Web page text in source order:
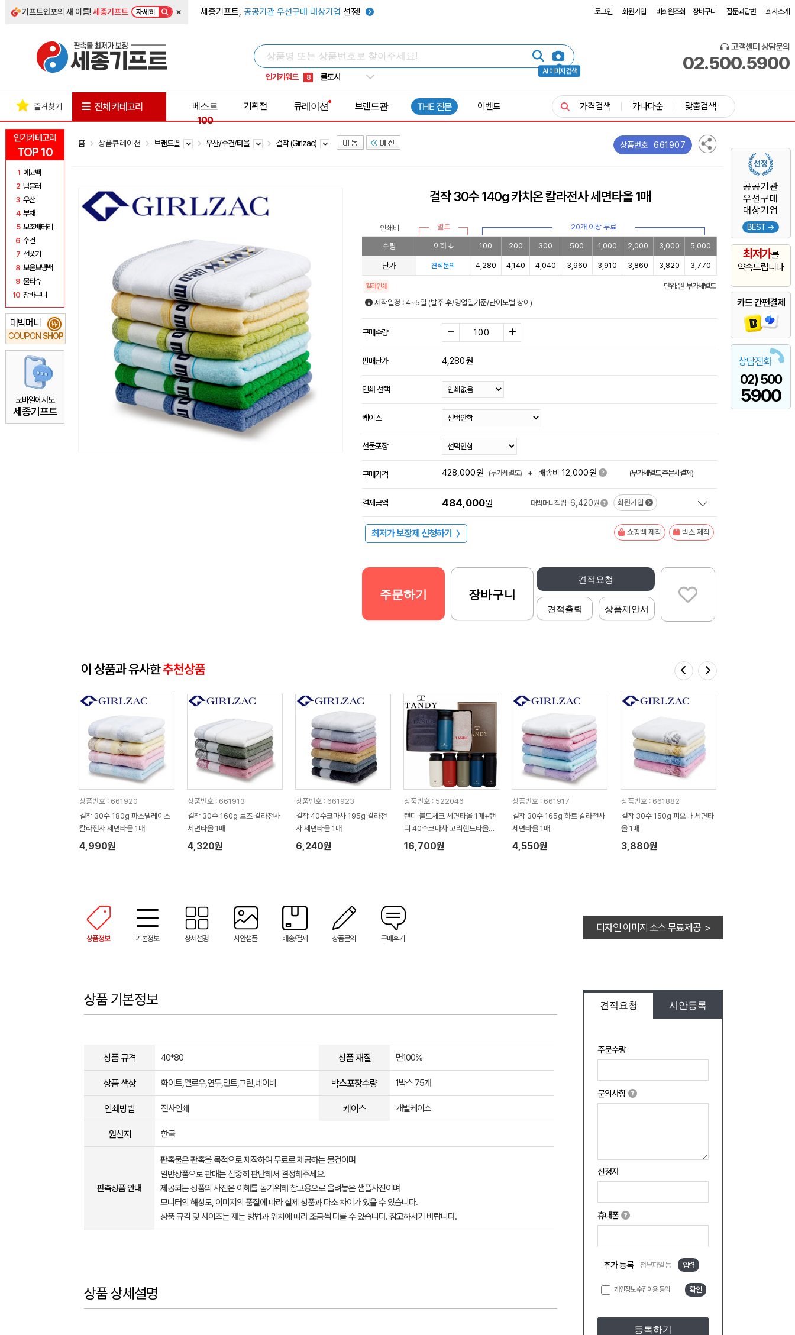
기프트인포의 새 이름!세종기프트 자세히 × 세종기프트, 공공기관 우선구매 대상기업 선정! 로그인 회원가입 비회원조회 장바구니 질문과답변 회사소개
AI 이미지 검색
인기키워드
5 키캡
8 쿨토시
9 넥쿨러
1 선풍기
고객센터 상담문의
02.500.5900
인기카테고리
TOP 10
1 에코백
2 텀블러
3 우산
4 부채
5 보조배터리
6 수건
7 선풍기
8 보온보냉백
9 물티슈
10 장바구니
대박머니
COUPON SHOP
₩
모바일에서도
세종기프트
공공기관
우선구매
대상기업
BEST →
최저가를
약속드립니다
카드 간편결제
상담전화
02) 500
5900
즐겨찾기 전체 카테고리
베스트
100
기획전 큐레이션 브랜드관 THE 전문 이벤트 가격검색 가나다순 맞춤검색
홈 상품큐레이션 브랜드별 우산/수건/타올 걸작 (Girlzac) 상품번호 661907
걸작 30수 140g 카치온 칼라전사 세면타올 1매
인쇄비 별도 20개 이상 무료
수량 이하 100 200 300 500 1,000 2,000 3,000 5,000
단가 견적문의 4,280 4,140 4,040 3,960 3,910 3,860 3,820 3,770
칼라인쇄
단위: 원 부가세별도
제작일정 : 4~5일 (발주 후/영업일기준/난이도별 상이)
구매수량
판매단가 4,280원
인쇄 선택
케이스
선물포장
구매가격 428,000원 (부가세별도) + 배송비 12,000원 (부가세별도,주문시결제)
결제금액 484,000원 대박머니적립 6,420원 회원가입
최저가 보장제 신청하기 〉 쇼핑백 제작 박스 제작
견적요청
견적출력 상품제안서
주문하기 장바구니
이 상품과 유사한추천상품
상품번호 : 661920
걸작 30수 180g 파스텔레이스
칼라전사 세면타올 1매
4,990원
상품번호 : 661913
걸작 30수 160g 로즈 칼라전사
세면타올 1매
4,320원
상품번호 : 661923
걸작 40수코마사 195g 칼라전
사 세면타올 1매
6,240원
상품번호 : 522046
탠디 볼드체크 세면타올 1매+탠
디 40수코마사 고리핸드타올
+걸작 트래블 텀블러350ml 1개
세트
16,700원
상품번호 : 661917
걸작 30수 165g 하트 칼라전사
세면타올 1매
4,550원
상품번호 : 661882
걸작 30수 150g 피오나 세면타
올 1매
3,880원
상품정보 기본정보 상세설명 시안샘플 배송/결제 상품문의 구매후기
디자인 이미지 소스 무료제공 >
견적요청 시안등록
주문수량
문의사항
신청자
휴대폰
추가 등록 첨부파일 등 입력
개인정보 수집이용 동의 확인
등록하기
상품 기본정보
상품 규격 40*80 상품 재질 면100%
상품 색상 화이트,옐로우,연두,민트,그린,네이비 박스포장수량 1박스 75개
인쇄방법 전사인쇄 케이스 개별케이스
원산지 한국
판촉상품 안내
판촉물은 판촉을 목적으로 제작하여 무료로 제공하는 물건이며
일반상품으로 판매는 신중히 판단해서 결정해주세요.
제공되는 상품의 사진은 이해를 돕기위해 참고용으로 올려놓은 샘플사진이며
모니터의 해상도, 이미지의 품질에 따라 실제 상품과 다소 차이가 있을 수 있습니다.
상품 규격 및 사이즈는 재는 방법과 위치에 따라 조금씩 다를 수 있습니다. 참고하시기 바랍니다.
상품 상세설명